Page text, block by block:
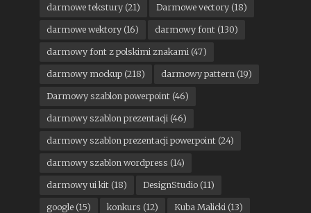
darmowe tekstury(21) Darmowe vectory(18)
darmowe wektory(16) darmowy font(130)
darmowy font z polskimi znakami (47)
darmowy mockup(218) darmowy pattern (19)
Darmowy szablon powerpoint(46)
darmowy szablon prezentacji (46)
darmowy szablon prezentacji powerpoint(24)
darmowy szablon wordpress (14)
darmowy ui kit(18) DesignStudio(11)
google(15) konkurs (12) Kuba Malicki (13)